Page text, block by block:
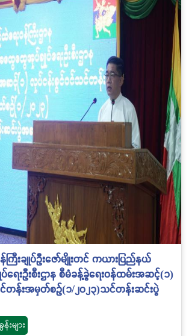
ြီးချုပ်ဦးဇော်မျိုးတင် ကယားပြည်နယ်
းဦးစီးဌာန စီမံခန့်ခွဲရေးဝန်ထမ်းအဆင့်(၁)
တန်းအမှတ်စဉ်(၁/၂၀၂၃)သင်တန်းဆင်းပွဲ
းများ